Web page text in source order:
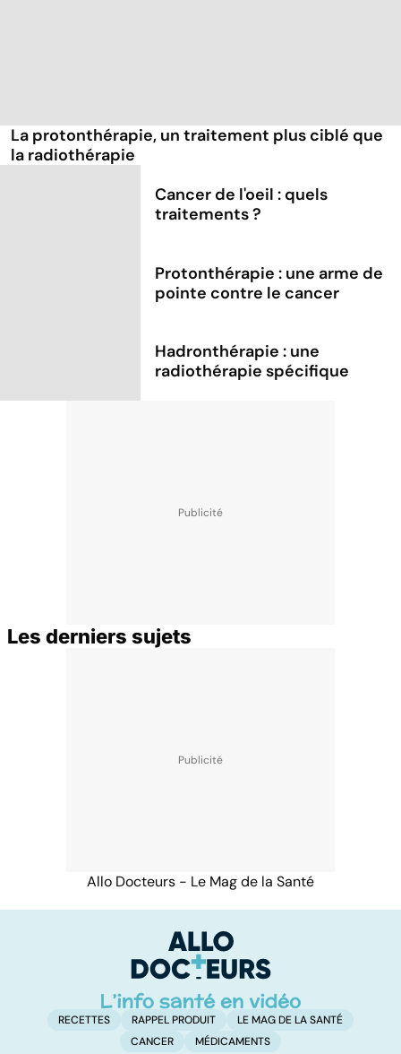
La protonthérapie, un traitement plus ciblé que
la radiothérapie
Cancer de l'oeil : quels
traitements ?
Protonthérapie : une arme de
pointe contre le cancer
Hadronthérapie : une
radiothérapie spécifique
Les derniers sujets
Allo Docteurs - Le Mag de la Santé
RECETTES RAPPEL PRODUIT
LE MAG DE LA SANTÉ
CANCER
MÉDICAMENTS